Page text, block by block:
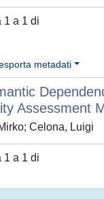
1 a 1 di
metadati
Assessment
Celona, Luigi
1 a 1 di